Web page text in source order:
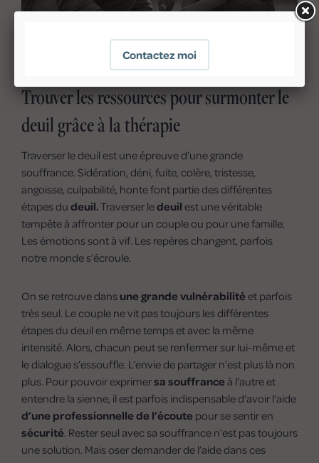
Trouver les ressources pour surmonter le
deuil grâce à la thérapie
Traverser le deuil est une épreuve d’une grande
souffrance. Sidération, déni, fuite, colère, tristesse,
angoisse, culpabilité, honte font partie des différentes
étapes du deuil.Traverser ledeuil est une véritable
tempête à affronter pour un couple ou pour une famille.
Les émotions sont à vif. Les repères changent, parfois
notre monde s’écroule.
On se retrouve dans une grande vulnérabilité et parfois
très seul. Le couple ne vit pas toujours les différentes
étapes du deuil en même temps et avec la même
intensité. Alors, chacun peut se renfermer sur lui-même et
le dialogue s’essouffle. L’envie de partager n’est plus là non
plus. Pour pouvoir exprimersa souffrance à l’autre et
entendre la sienne, il est parfois indispensable d’avoir l’aide
d’une professionnelle de l’écoute pour se sentir en
sécurité. Rester seul avec sa souffrance n’est pas toujours
une solution. Mais oser demander de l’aide dans ces